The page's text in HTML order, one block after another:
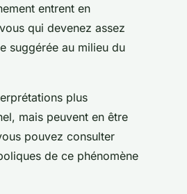
entrent en
qui devenez assez
suggérée au milieu du
plus
mais peuvent en être
pouvez consulter
de ce phénomène